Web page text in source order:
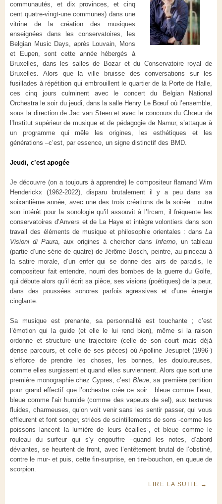
communautés, et dix provinces, et cinq
cent quatre-vingt-une communes) dans une
vitrine de la création des musiques
enseignées dans les conservatoires, les
Belgian Music Days, après Louvain, Mons
et Eupen, sont cette année hébergés à
Bruxelles, dans les salles de Bozar et du Conservatoire royal de
Bruxelles. Alors que la ville bruisse des conversations sur les
fusillades à répétition qui embrouillent le quartier de la Porte de Halle,
ces cinq jours culminent avec le concert du Belgian National
Orchestra le soir du jeudi, dans la salle Henry Le Bœuf où l’ensemble,
sous la direction de Jac van Steen et avec le concours du Chœur de
l’Institut supérieur de musique et de pédagogie de Namur, s’attaque à
un programme qui mêle les origines, les esthétiques et les
générations –c’est, par essence, un signe distinctif des BMD.
Jeudi, c’est apogée
Je découvre (on a toujours à apprendre) le compositeur flamand Wim
Henderickx (1962-2022), disparu brutalement il y a peu dans sa
soixantième année, avec une des trois créations de la soirée : outre
son intérêt pour la sonologie qu’il assouvit à l’Ircam, il fréquente les
conservatoires d’Anvers et de La Haye et intègre volontiers dans son
travail des éléments de musique et philosophie orientales : dans La
Visioni di Paura, aux origines à chercher dans Inferno, un tableau
(partie d’une série de quatre) de Jérôme Bosch, peintre, au pinceau à
la satire morale, d’un enfer qui se donne des airs de paradis, le
compositeur fait entendre, nourri des bombes de la guerre du Golfe,
qui débute alors qu’il écrit sa pièce, ses visions (poétiques) de la peur,
dans des poussées sonores parfois agressives et d’une énergie
cinglante.
Sa musique est prenante, sa personnalité est touchante ; c’est
l’émotion qui la guide (et elle le lui rend bien), même si la raison
ordonne et structure une trajectoire (celle de son court mais déjà
dense parcours, et celle de ses pièces) où Apolline Jesupret (1996-)
s’efforce de prendre les choses, les bonnes, les douloureuses,
comme elles surgissent et quand elles surviennent. Alors que sort une
première monographie chez Cypres, c’est Bleue, sa première partition
pour grand effectif que l’orchestre crée ce soir : bleue comme l’eau,
bleue comme l’air humide (comme des vapeurs de sel), aux textures
fluides, charmeuses, qu’on voit venir sans les sentir passer, qui vous
effleurent et font songer, striées de scintillements de sons -comme les
poissons lancent la lumière de leurs écailles-, et bleue comme le
rouleau du surfeur qui s’y engouffre –quand les notes, d’abord
déviantes, se heurtent de front, avec l’entêtement brutal de l’obstiné,
contre le mur- et puis, cette fin-surprise, en tire-bouchon, en queue de
scorpion.
LIRE LA SUITE →